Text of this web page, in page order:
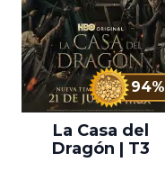
94%
La Casa del
Dragón | T3